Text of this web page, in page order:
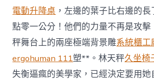
電動升降桌 ，左邊的葉子比右邊的長
點零一公分！他們的力量不再是攻
秤舞台上的兩座極端背景雕系統櫃工
ergohuman 111塑**。林天秤久坐椅
失衡逼瘋的美學家，已經決定要用她